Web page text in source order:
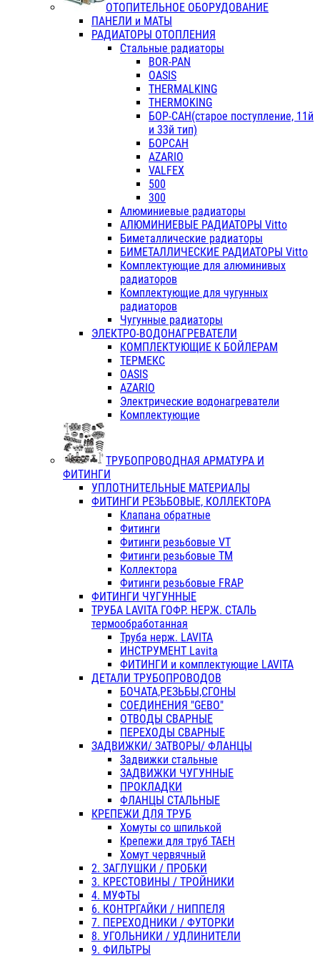
ОТОПИТЕЛЬНОЕ ОБОРУДОВАНИЕ
ПАНЕЛИ и МАТЫ
РАДИАТОРЫ ОТОПЛЕНИЯ
Стальные радиаторы
BOR-PAN
OASIS
THERMALKING
THERMOKING
БОР-САН(старое поступление, 11й
и 33й тип)
БОРСАН
AZARIO
VALFEX
500
300
Алюминиевые радиаторы
АЛЮМИНИЕВЫЕ РАДИАТОРЫ Vitto
Биметаллические радиаторы
БИМЕТАЛЛИЧЕСКИЕ РАДИАТОРЫ Vitto
Комплектующие для алюминивых
радиаторов
Комплектующие для чугунных
радиаторов
Чугунные радиаторы
ЭЛЕКТРО-ВОДОНАГРЕВАТЕЛИ
КОМПЛЕКТУЮЩИЕ К БОЙЛЕРАМ
ТЕРМЕКС
OASIS
AZARIO
Электрические водонагреватели
Комплектующие
ТРУБОПРОВОДНАЯ АРМАТУРА И
ФИТИНГИ
УПЛОТНИТЕЛЬНЫЕ МАТЕРИАЛЫ
ФИТИНГИ РЕЗЬБОВЫЕ, КОЛЛЕКТОРА
Клапана обратные
Фитинги
Фитинги резьбовые VT
Фитинги резьбовые ТМ
Коллектора
Фитинги резьбовые FRAP
ФИТИНГИ ЧУГУННЫЕ
ТРУБА LAVITA ГОФР. НЕРЖ. СТАЛЬ
термообработанная
Труба нерж. LAVITA
ИНСТРУМЕНТ Lavita
ФИТИНГИ и комплектующие LAVITA
ДЕТАЛИ ТРУБОПРОВОДОВ
БОЧАТА,РЕЗЬБЫ,СГОНЫ
СОЕДИНЕНИЯ "GEBO"
ОТВОДЫ СВАРНЫЕ
ПЕРЕХОДЫ СВАРНЫЕ
ЗАДВИЖКИ/ ЗАТВОРЫ/ ФЛАНЦЫ
Задвижки стальные
ЗАДВИЖКИ ЧУГУННЫЕ
ПРОКЛАДКИ
ФЛАНЦЫ СТАЛЬНЫЕ
КРЕПЕЖИ ДЛЯ ТРУБ
Хомуты со шпилькой
Крепежи для труб ТАЕН
Хомут червячный
2. ЗАГЛУШКИ / ПРОБКИ
3. КРЕСТОВИНЫ / ТРОЙНИКИ
4. МУФТЫ
6. КОНТРГАЙКИ / НИППЕЛЯ
7. ПЕРЕХОДНИКИ / ФУТОРКИ
8. УГОЛЬНИКИ / УДЛИНИТЕЛИ
9. ФИЛЬТРЫ